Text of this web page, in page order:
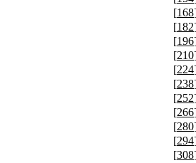
[168
[182
[196
[210
[224
[238
[252
[266
[280
[294
[308